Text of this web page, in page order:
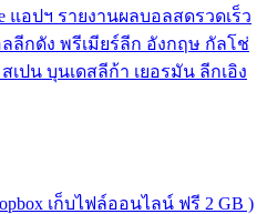
แอปฯ รายงานผลบอลสดรวดเร็ว
ลีกดัง พรีเมียร์ลีก อังกฤษ กัลโช่
เปน บุนเดสลีก้า เยอรมัน ลีกเอิง
เก็บไฟล์ออนไลน์ ฟรี 2 GB )